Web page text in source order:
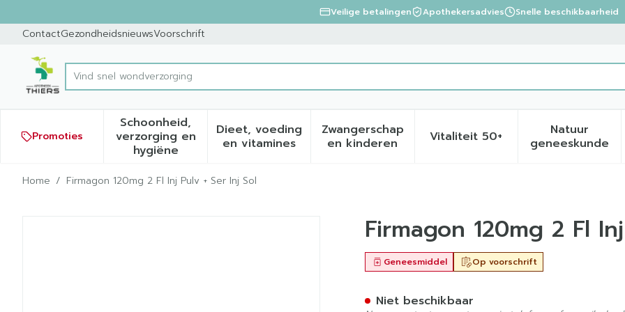
Veilige betalingen Apothekersadvies Snelle beschikbaarheid
ContactGezondheidsnieuwsVoorschrift
Product, merk, categorie...
Vind s
Promoties
Schoonheid,
verzorging en
hygiëneToon submenu voor Schoonheid, verzorging en hygiëne categorie
Dieet, voeding
en vitamines
Toon submenu voor Dieet, voeding en vitamines categorie
Zwangerschap
en kinderenToon submenu voor Zwangerschap en
Vitaliteit 50+Toon submenu voor
Natuur
geneeskunde
Toon
Home / Firmagon 120mg 2 Fl Inj Pulv + Ser Inj Sol
Firmagon 120mg 2 Fl Inj Pulv + Ser Inj SolFirmagon 120mg 2 Fl
Op voorschrift
Geneesmiddel
Niet beschikbaar